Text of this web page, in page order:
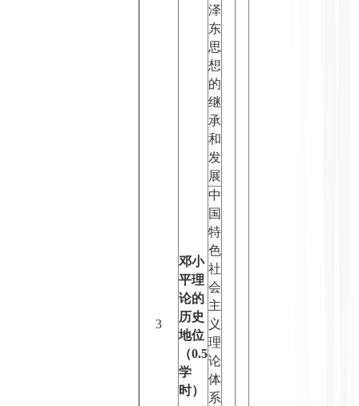
3
邓小
平理
论的
历史
地位
（0.5
学
时）
泽
东
思
想
的
继
承
和
发
展
中
国
特
色
社
会
主
义
理
论
体
系